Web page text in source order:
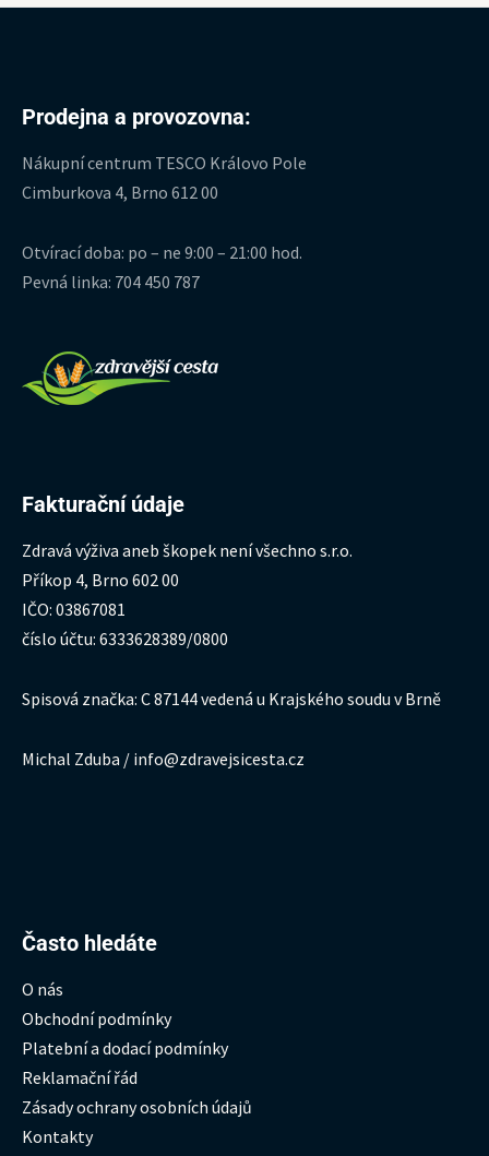
Prodejna a provozovna:
Nákupní centrum TESCO Královo Pole
Cimburkova 4, Brno 612 00
Otvírací doba: po – ne 9:00 – 21:00 hod.
Pevná linka: 704 450 787
Fakturační údaje
Zdravá výživa aneb škopek není všechno s.r.o.
Příkop 4, Brno 602 00
IČO: 03867081
číslo účtu: 6333628389/0800
Spisová značka: C 87144 vedená u Krajského soudu v Brně
Michal Zduba / info@zdravejsicesta.cz
Často hledáte
O nás
Obchodní podmínky
Platební a dodací podmínky
Reklamační řád
Zásady ochrany osobních údajů
Kontakty
Hledat: